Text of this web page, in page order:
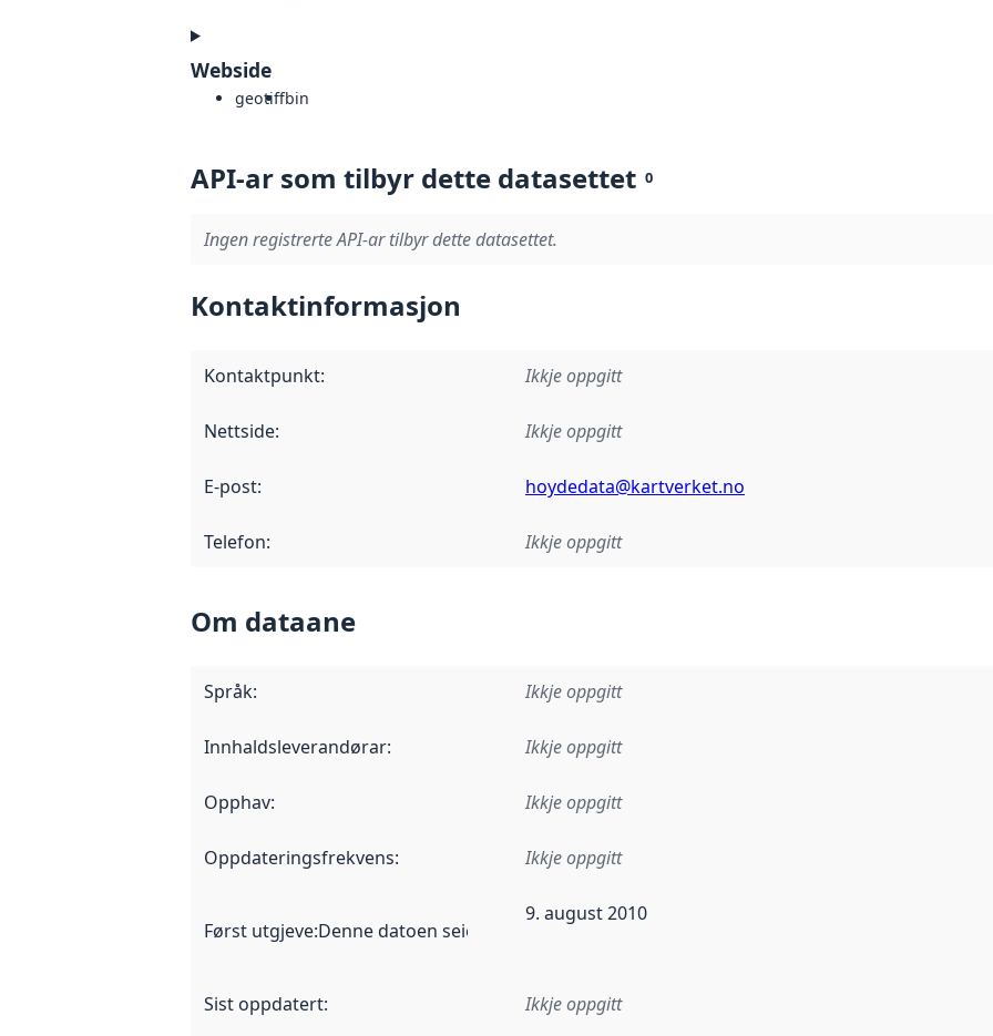
Webside
geotiffbin
API-ar som tilbyr dette datasettet 0
Ingen registrerte API-ar tilbyr dette datasettet.
Kontaktinformasjon
Kontaktpunkt: Ikkje oppgitt
Nettside: Ikkje oppgitt
E-post: hoydedata@kartverket.no
Telefon: Ikkje oppgitt
Om dataane
Språk: Ikkje oppgitt
Innhaldsleverandørar: Ikkje oppgitt
Opphav: Ikkje oppgitt
Oppdateringsfrekvens: Ikkje oppgitt
Først utgjeve:Denne datoen seier når dataa i dette datasettet først blei utgitt. Det kan ha
9. august 2010
Sist oppdatert: Ikkje oppgitt